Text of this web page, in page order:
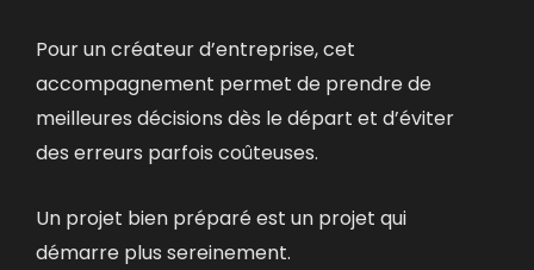
Pour un créateur d’entreprise, cet
accompagnement permet de prendre de
meilleures décisions dès le départ et d’éviter
des erreurs parfois coûteuses.
Un projet bien préparé est un projet qui
démarre plus sereinement.